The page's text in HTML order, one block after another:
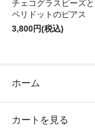
チェコグラスビーズと
ペリドットのピアス
3,800円(税込)
ホーム
カートを見る